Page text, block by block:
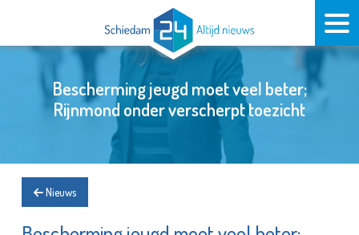
Bescherming jeugd moet veel beter;
Rijnmond onder verscherpt toezicht
Nieuws